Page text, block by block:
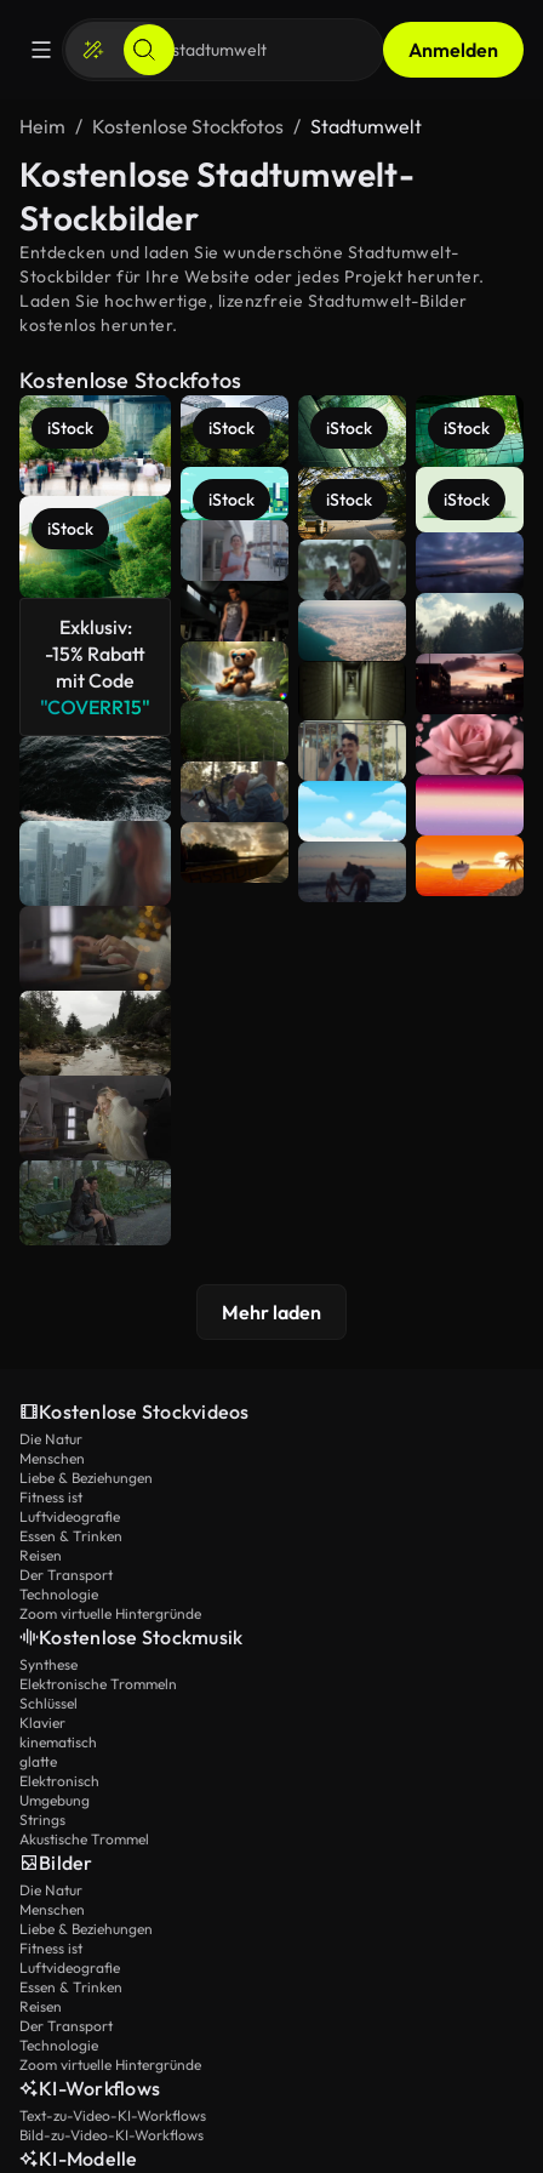
Anmelden
Heim Kostenlose Stockfotos Stadtumwelt
Kostenlose Stadtumwelt-
Stockbilder
Entdecken und laden Sie wunderschöne Stadtumwelt-
Stockbilder für Ihre Website oder jedes Projekt herunter.
Laden Sie hochwertige, lizenzfreie Stadtumwelt-Bilder
kostenlos herunter.
Kostenlose Stockfotos
iStock
iStock
Exklusiv:
-15% Rabatt
mit Code
"COVERR15"
iStock
iStock
iStock
iStock
iStock
iStock
Mehr
anzeigen
Mehr laden
Kostenlose Stockvideos
Die Natur
Menschen
Liebe & Beziehungen
Fitness ist
Luftvideografie
Essen & Trinken
Reisen
Der Transport
Technologie
Zoom virtuelle Hintergründe
Kostenlose Stockmusik
Synthese
Elektronische Trommeln
Schlüssel
Klavier
kinematisch
glatte
Elektronisch
Umgebung
Strings
Akustische Trommel
Bilder
Die Natur
Menschen
Liebe & Beziehungen
Fitness ist
Luftvideografie
Essen & Trinken
Reisen
Der Transport
Technologie
Zoom virtuelle Hintergründe
KI-Workflows
Text-zu-Video-KI-Workflows
Bild-zu-Video-KI-Workflows
KI-Modelle